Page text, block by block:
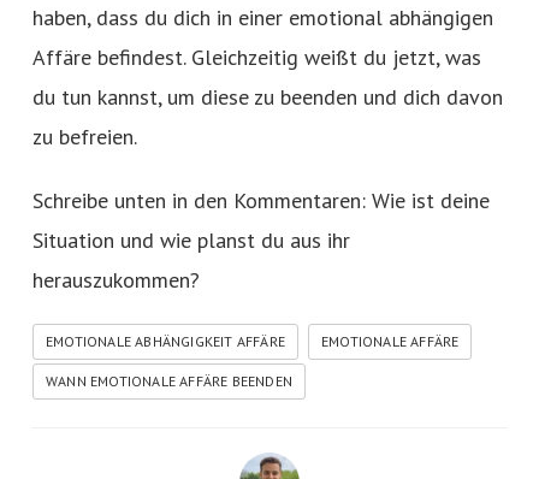
haben, dass du dich in einer emotional abhängigen
Affäre befindest. Gleichzeitig weißt du jetzt, was
du tun kannst, um diese zu beenden und dich davon
zu befreien.
Schreibe unten in den Kommentaren: Wie ist deine
Situation und wie planst du aus ihr
herauszukommen?
EMOTIONALE ABHÄNGIGKEIT AFFÄRE EMOTIONALE AFFÄRE
WANN EMOTIONALE AFFÄRE BEENDEN